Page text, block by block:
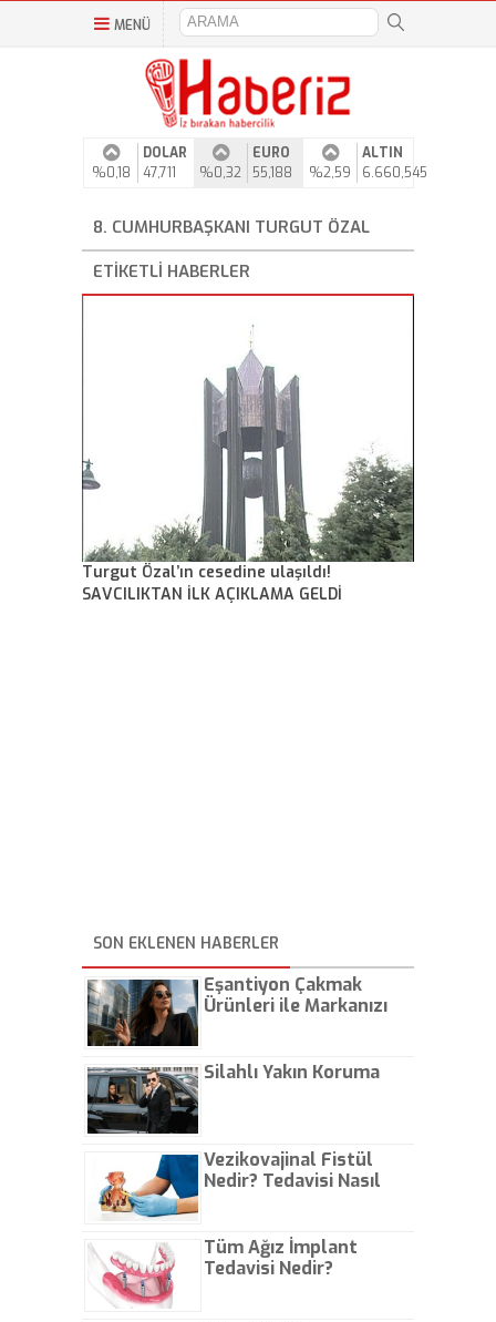
MENÜ
%0,18
DOLAR
47,711
%0,32
EURO
55,188
%2,59
ALTIN
6.660,545
8. CUMHURBAŞKANI TURGUT ÖZAL
ETIKETLI HABERLER
Turgut Özal’ın cesedine ulaşıldı!
SAVCILIKTAN İLK AÇIKLAMA GELDİ
SON EKLENEN HABERLER
Eşantiyon Çakmak
Ürünleri ile Markanızı
Silahlı Yakın Koruma
Vezikovajinal Fistül
Nedir? Tedavisi Nasıl
Tüm Ağız İmplant
Tedavisi Nedir?